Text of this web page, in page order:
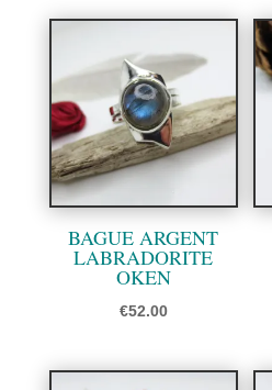
BAGUE ARGENT
LABRADORITE
OKEN
€52.00